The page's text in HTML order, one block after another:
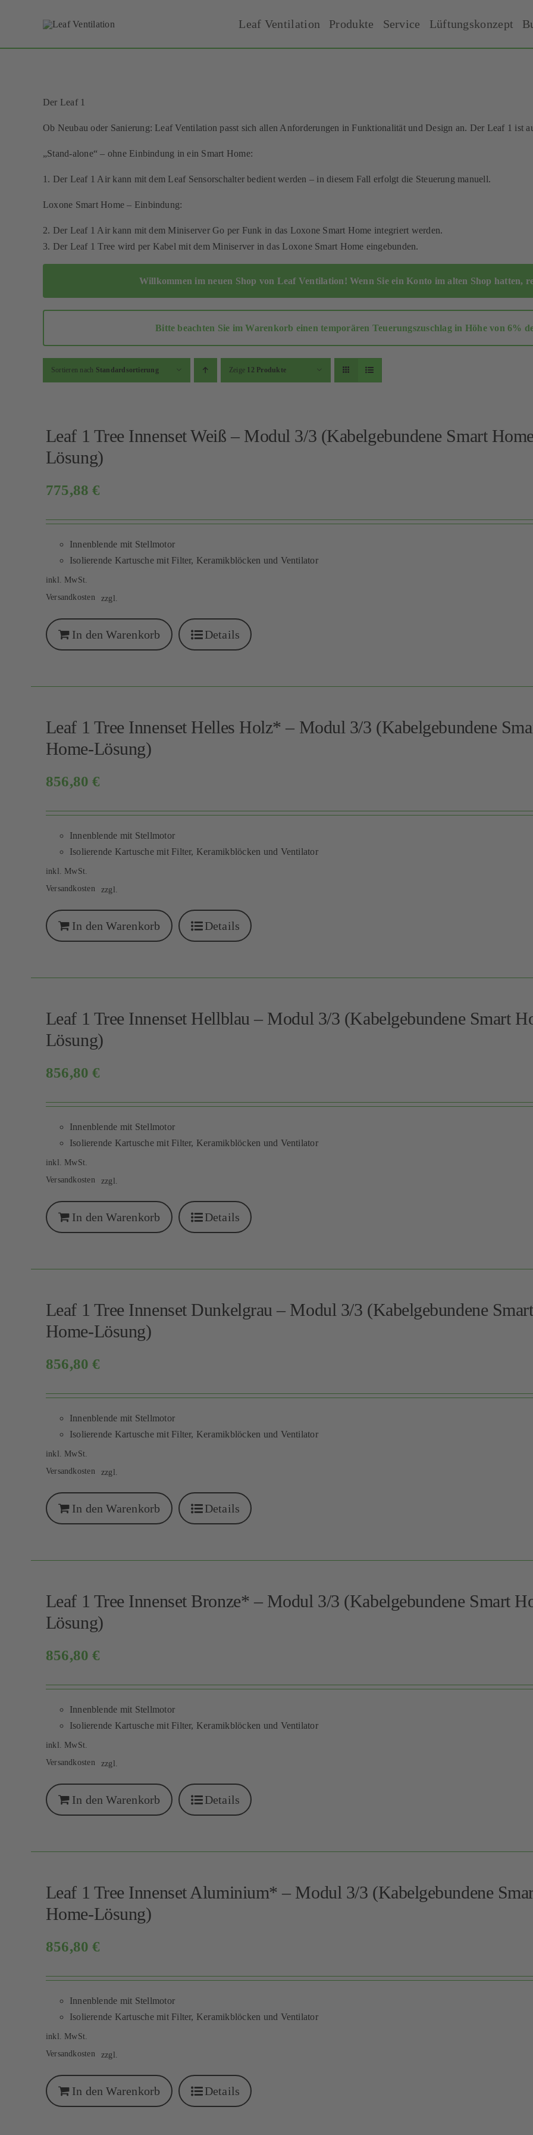
Leaf Ventilation Produkte Service Lüftungskonzept
Der Leaf 1
Ob Neubau oder Sanierung: Leaf Ventilation passt sich allen Anforderungen in Funktionalität und Design an. Der Leaf 1 ist
„Stand-alone“ – ohne Einbindung in ein Smart Home:
1. Der Leaf 1 Air kann mit dem Leaf Sensorschalter bedient werden – in diesem Fall erfolgt die Steuerung manuell.
Loxone Smart Home – Einbindung:
2. Der Leaf 1 Air kann mit dem Miniserver Go per Funk in das Loxone Smart Home integriert werden.
3. Der Leaf 1 Tree wird per Kabel mit dem Miniserver in das Loxone Smart Home eingebunden.
Willkommen im neuen Shop von Leaf Ventilation! Wenn Sie ein Konto im alten Shop hatten,
Bitte beachten Sie im Warenkorb einen temporären Teuerungszuschlag in Höhe von 6%
Sortieren nach Standardsortierung Zeige 12 Produkte
Leaf 1 Tree Innenset Weiß – Modul 3/3 (Kabelgebundene Smart
Lösung)
775,88€
Innenblende mit Stellmotor
Isolierende Kartusche mit Filter, Keramikblöcken und Ventilator
inkl. MwSt.
zzgl.
Versandkosten
In den Warenkorb Details
Leaf 1 Tree Innenset Helles Holz* – Modul 3/3 (Kabelgebundene
Home-Lösung)
856,80€
Innenblende mit Stellmotor
Isolierende Kartusche mit Filter, Keramikblöcken und Ventilator
inkl. MwSt.
zzgl.
Versandkosten
In den Warenkorb Details
Leaf 1 Tree Innenset Hellblau – Modul 3/3 (Kabelgebundene Smart
Lösung)
856,80€
Innenblende mit Stellmotor
Isolierende Kartusche mit Filter, Keramikblöcken und Ventilator
inkl. MwSt.
zzgl.
Versandkosten
In den Warenkorb Details
Leaf 1 Tree Innenset Dunkelgrau – Modul 3/3 (Kabelgebundene Smart
Home-Lösung)
856,80€
Innenblende mit Stellmotor
Isolierende Kartusche mit Filter, Keramikblöcken und Ventilator
inkl. MwSt.
zzgl.
Versandkosten
In den Warenkorb Details
Leaf 1 Tree Innenset Bronze* – Modul 3/3 (Kabelgebundene Smart
Lösung)
856,80€
Innenblende mit Stellmotor
Isolierende Kartusche mit Filter, Keramikblöcken und Ventilator
inkl. MwSt.
zzgl.
Versandkosten
In den Warenkorb Details
Leaf 1 Tree Innenset Aluminium* – Modul 3/3 (Kabelgebundene
Home-Lösung)
856,80€
Innenblende mit Stellmotor
Isolierende Kartusche mit Filter, Keramikblöcken und Ventilator
inkl. MwSt.
zzgl.
Versandkosten
In den Warenkorb Details